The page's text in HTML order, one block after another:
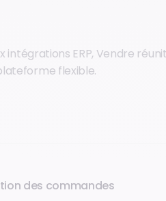
ERP, Vendre réunit
flexible.
des commandes